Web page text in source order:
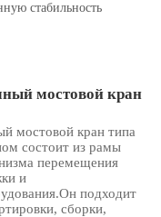
стабильность
мостовой кран
мостовой кран типа
состоит из рамы
перемещения
и
подходит
сборки,